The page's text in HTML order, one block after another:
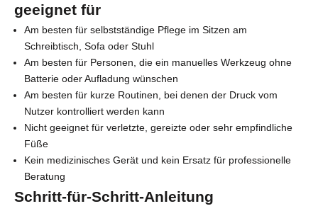
geeignet für
Am besten für selbstständige Pflege im Sitzen am
Schreibtisch, Sofa oder Stuhl
Am besten für Personen, die ein manuelles Werkzeug ohne
Batterie oder Aufladung wünschen
Am besten für kurze Routinen, bei denen der Druck vom
Nutzer kontrolliert werden kann
Nicht geeignet für verletzte, gereizte oder sehr empfindliche
Füße
Kein medizinisches Gerät und kein Ersatz für professionelle
Beratung
Schritt-für-Schritt-Anleitung